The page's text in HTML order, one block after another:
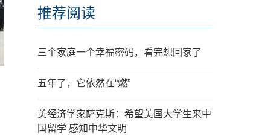
推荐阅读
三个家庭一个幸福密码，看完想回家了
五年了，它依然在“燃”
美经济学家萨克斯：希望美国大学生来中
国留学 感知中华文明